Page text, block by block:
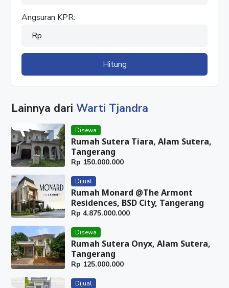
Angsuran KPR:
Rp
Hitung
Lainnya dariWarti Tjandra
Disewa
Rumah Sutera Tiara, Alam Sutera,
Tangerang
Rp 150.000.000
Dijual
Rumah Monard @The Armont
Residences, BSD City, Tangerang
Rp 4.875.000.000
Disewa
Rumah Sutera Onyx, Alam Sutera,
Tangerang
Rp 125.000.000
Dijual